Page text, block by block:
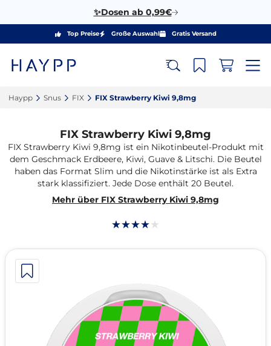
✨Dosen ab 0,99€
Top Preise Große Auswahl Gratis Versand
Haypp‎ Snus‎ FIX‎ FIX Strawberry Kiwi 9,8mg‎
FIX Strawberry Kiwi 9,8mg
FIX Strawberry Kiwi 9,8mg ist ein Nikotinbeutel-Produkt mit
dem Geschmack Erdbeere, Kiwi, Guave & Litschi. Die Beutel
haben das Format Slim und die Nikotinstärke ist als Extra
stark klassifiziert. Jede Dose enthält 20 Beutel.
Mehr über FIX Strawberry Kiwi 9,8mg